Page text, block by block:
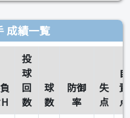
成績一覧
投
球
回
数
球
数
防御
率
失
点
自
責
点